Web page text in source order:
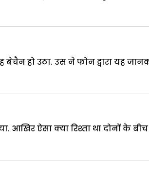
हो उठा. उस ने फोन द्वारा यह
ऐसा क्या रिश्ता था दोनों के बीच